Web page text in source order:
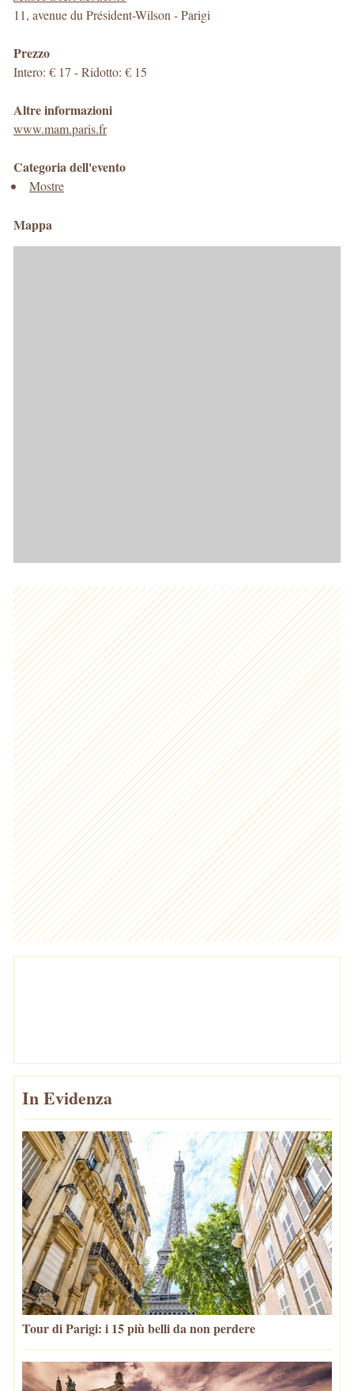
11, avenue du Président-Wilson -Parigi
Prezzo
Intero: € 17 - Ridotto: € 15
Altre informazioni
www.mam.paris.fr
Categoria dell'evento
Mostre
Mappa
In Evidenza
Tour di Parigi: i 15 più belli da non perdere